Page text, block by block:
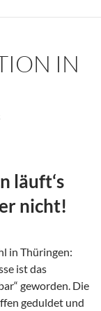
IN
läuft‘s
nicht!
in Thüringen:
ist das
geworden. Die
geduldet und